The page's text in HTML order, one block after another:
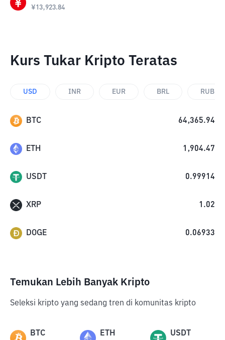
¥13,923.84
Kurs Tukar Kripto Teratas
USD INR EUR BRL RUB
BTC 64,365.94
ETH 1,904.47
USDT 0.99914
XRP 1.02
DOGE 0.06933
Temukan Lebih Banyak Kripto
Seleksi kripto yang sedang tren di komunitas kripto
BTC ETH USDT